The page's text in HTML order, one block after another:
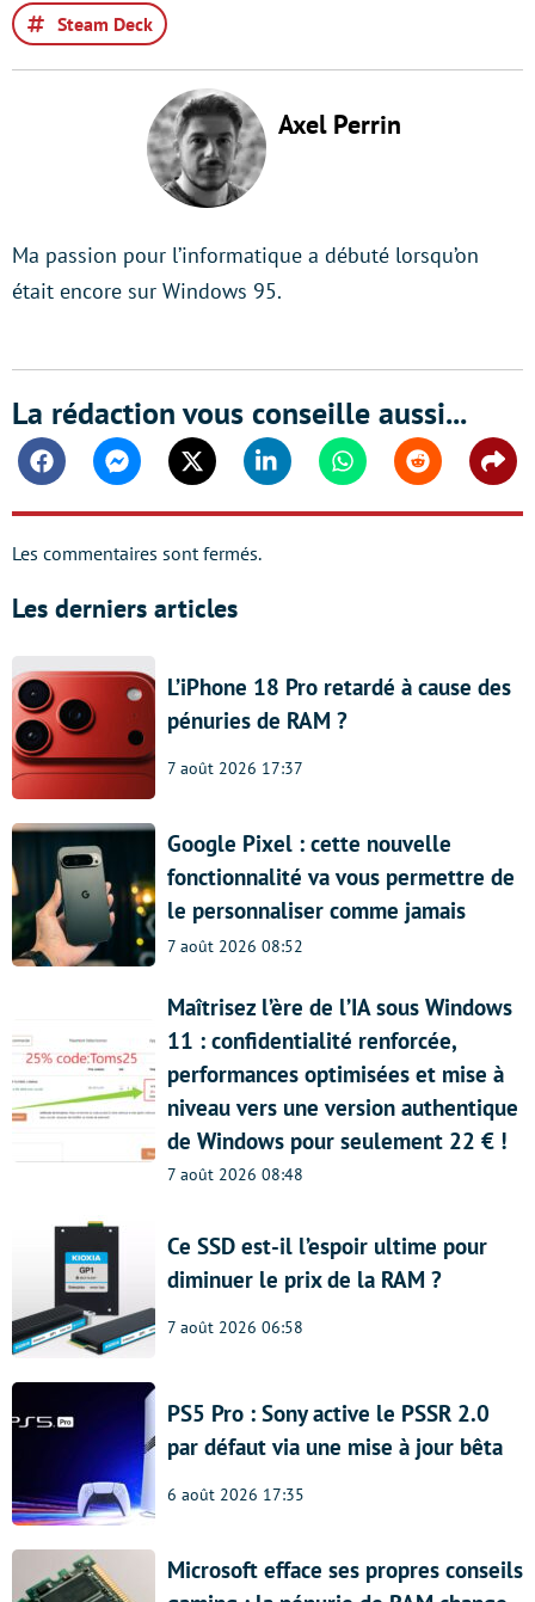
Steam Deck
Axel Perrin
Ma passion pour l’informatique a débuté lorsqu’on
était encore sur Windows 95.
La rédaction vous conseille aussi...
FacebookMessengerTwitter Linkedin WhatsappReddit
Les commentaires sont fermés.
Les derniers articles
L’iPhone 18 Pro retardé à cause des
pénuries de RAM ?
7 août 2026 17:37
Google Pixel : cette nouvelle
fonctionnalité va vous permettre de
le personnaliser comme jamais
7 août 2026 08:52
Maîtrisez l’ère de l’IA sous Windows
11 : confidentialité renforcée,
performances optimisées et mise à
niveau vers une version authentique
de Windows pour seulement 22 € !
7 août 2026 08:48
Ce SSD est-il l’espoir ultime pour
diminuer le prix de la RAM ?
7 août 2026 06:58
PS5 Pro : Sony active le PSSR 2.0
par défaut via une mise à jour bêta
6 août 2026 17:35
Microsoft efface ses propres conseils